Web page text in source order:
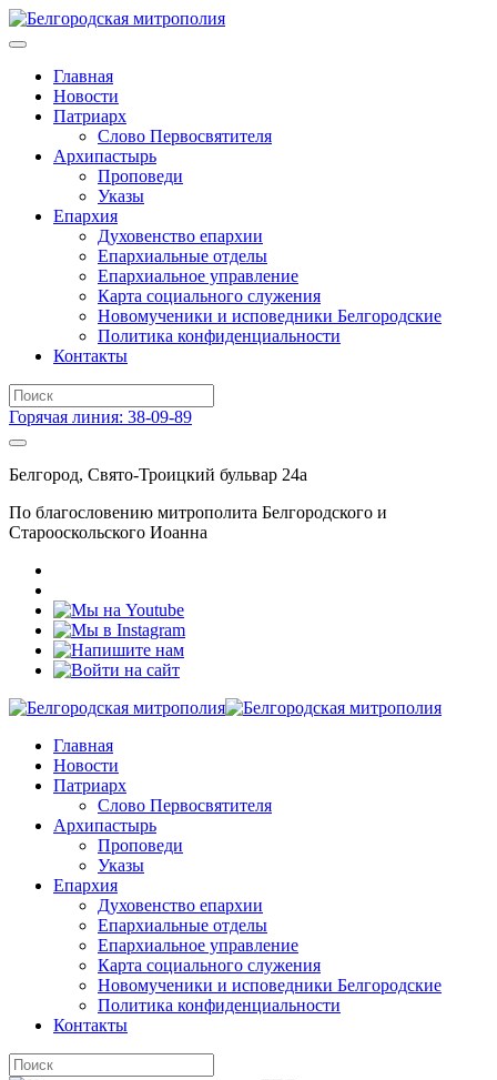
Главная
Новости
Патриарх
Слово Первосвятителя
Архипастырь
Проповеди
Указы
Епархия
Духовенство епархии
Епархиальные отделы
Епархиальное управление
Карта социального служения
Новомученики и исповедники Белгородские
Политика конфиденциальности
Контакты
Горячая линия: 38-09-89
Белгород, Свято-Троицкий бульвар 24а
По благословению митрополита Белгородского и
Старооскольского Иоанна
Главная
Новости
Патриарх
Слово Первосвятителя
Архипастырь
Проповеди
Указы
Епархия
Духовенство епархии
Епархиальные отделы
Епархиальное управление
Карта социального служения
Новомученики и исповедники Белгородские
Политика конфиденциальности
Контакты